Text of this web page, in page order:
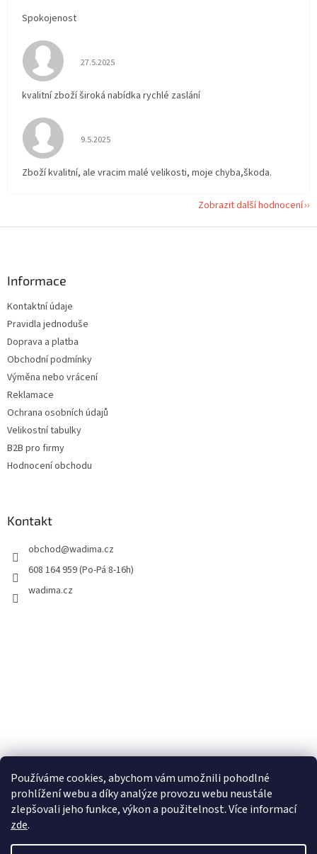
Používáme cookies, abychom vám umožnili pohodlné
prohlížení webu a díky analýze provozu webu neustále
zlepšovali jeho funkce, výkon a použitelnost. Více informací
zde.
Spokojenost
Hodnocení obchodu je 5 z 5 hvězdiček.
27.5.2025
kvalitní zboží široká nabídka rychlé zaslání
Hodnocení obchodu je 5 z 5 hvězdiček.
9.5.2025
Zboží kvalitní, ale vracim malé velikosti, moje chyba,škoda.
Zobrazit další hodnocení
Informace
Kontaktní údaje
Pravidla jednoduše
Doprava a platba
Obchodní podmínky
Výměna nebo vrácení
Reklamace
Ochrana osobních údajů
Velikostní tabulky
B2B pro firmy
Hodnocení obchodu
Kontakt
obchod@wadima.cz
608 164 959 (Po-Pá 8-16h)
wadima.cz